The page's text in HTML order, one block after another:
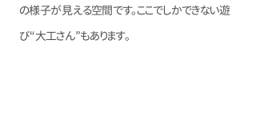
の様子が見える空間です。ここでしかできない遊
び“大工さん”もあります。